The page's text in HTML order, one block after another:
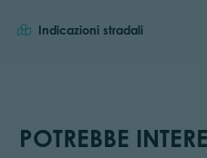
Indicazioni stradali
POTREBBE